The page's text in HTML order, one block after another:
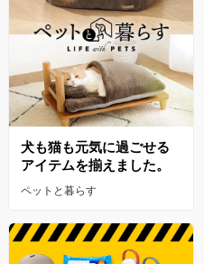
犬も猫も元気に過ごせる
アイテムを揃えました。
ペットと暮らす